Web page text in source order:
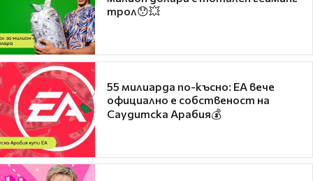
трол😯💥
55 милиарда по-късно: EA вече
официално е собственост на
Саудитска Арабия💰